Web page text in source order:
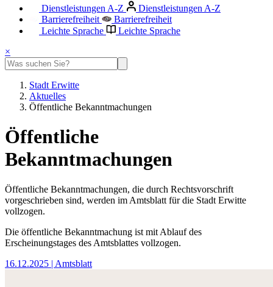
Dienstleistungen A-Z
Dienstleistungen A-Z
Barrierefreiheit
Barrierefreiheit
Leichte Sprache
Leichte Sprache
×
Stadt Erwitte
Aktuelles
Öffentliche Bekanntmachungen
Öffentliche
Bekanntmachungen
Öffentliche Bekanntmachungen, die durch Rechtsvorschrift
vorgeschrieben sind, werden im Amtsblatt für die Stadt Erwitte
vollzogen.
Die öffentliche Bekanntmachung ist mit Ablauf des
Erscheinungstages des Amtsblattes vollzogen.
16.12.2025 | Amtsblatt